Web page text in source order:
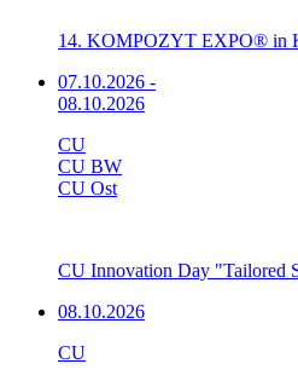
14. KOMPOZYT EXPO® in
07.10.2026 -
08.10.2026
CU
CU BW
CU Ost
CU Innovation Day "Tailored
08.10.2026
CU